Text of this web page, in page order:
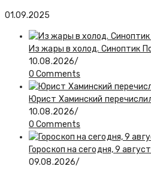
01.09.2025
Из жары в холод. Синоптик
10.08.2026/
0 Comments
Юрист Хаминский
10.08.2026/
0 Comments
Гороскоп на сегодня, 9
09.08.2026/